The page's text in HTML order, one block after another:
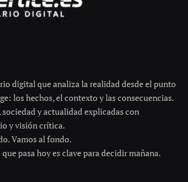
digital que analiza la realidad desde el punto
los hechos, el contexto y las consecuencias.
y actualidad explicadas con
y visión crítica.
Vamos al fondo.
pasa hoy es clave para decidir mañana.